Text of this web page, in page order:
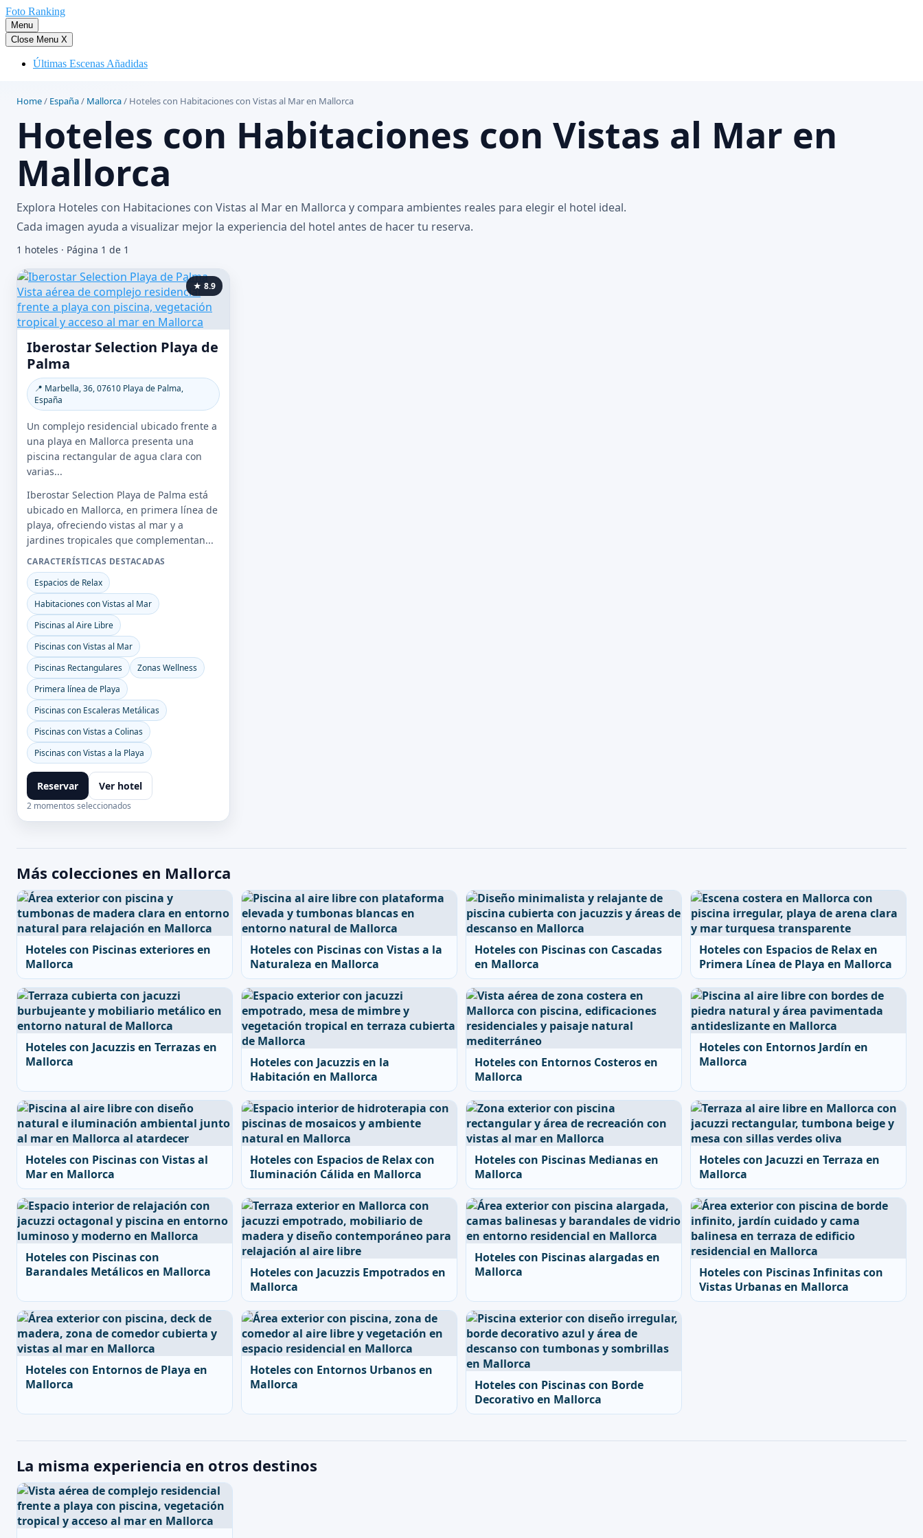
Saltar
al
contenido
Foto Ranking
Menu
Close Menu X
Últimas Escenas Añadidas
Home/ España/ Mallorca/ Hoteles con Habitaciones con Vistas al Mar en Mallorca
Hoteles con Habitaciones con Vistas al Mar en
Mallorca
Explora Hoteles con Habitaciones con Vistas al Mar en Mallorca y compara ambientes reales para elegir el hotel ideal.
Cada imagen ayuda a visualizar mejor la experiencia del hotel antes de hacer tu reserva.
1 hoteles · Página 1 de 1
★ 8.9
Iberostar Selection Playa de
Palma
📍 Marbella, 36, 07610 Playa de Palma,
España
Un complejo residencial ubicado frente a
una playa en Mallorca presenta una
piscina rectangular de agua clara con
varias...
Iberostar Selection Playa de Palma está
ubicado en Mallorca, en primera línea de
playa, ofreciendo vistas al mar y a
jardines tropicales que complementan...
CARACTERÍSTICAS DESTACADAS
Espacios de Relax
Habitaciones con Vistas al Mar
Piscinas al Aire Libre
Piscinas con Vistas al Mar
Piscinas Rectangulares
Zonas Wellness
Primera línea de Playa
Piscinas con Escaleras Metálicas
Piscinas con Vistas a Colinas
Piscinas con Vistas a la Playa
Reservar Ver hotel
2 momentos seleccionados
Más colecciones en Mallorca
Hoteles con Piscinas exteriores en
Mallorca
Hoteles con Piscinas con Vistas a la
Naturaleza en Mallorca
Hoteles con Piscinas con Cascadas
en Mallorca
Hoteles con Espacios de Relax en
Primera Línea de Playa en Mallorca
Hoteles con Jacuzzis en Terrazas en
Mallorca
Hoteles con Jacuzzis en la
Habitación en Mallorca
Hoteles con Entornos Costeros en
Mallorca
Hoteles con Entornos Jardín en
Mallorca
Hoteles con Piscinas con Vistas al
Mar en Mallorca
Hoteles con Espacios de Relax con
Iluminación Cálida en Mallorca
Hoteles con Piscinas Medianas en
Mallorca
Hoteles con Jacuzzi en Terraza en
Mallorca
Hoteles con Piscinas con
Barandales Metálicos en Mallorca
Hoteles con Jacuzzis Empotrados en
Mallorca
Hoteles con Piscinas alargadas en
Mallorca
Hoteles con Piscinas Infinitas con
Vistas Urbanas en Mallorca
Hoteles con Entornos de Playa en
Mallorca
Hoteles con Entornos Urbanos en
Mallorca
Hoteles con Piscinas con Borde
Decorativo en Mallorca
La misma experiencia en otros destinos